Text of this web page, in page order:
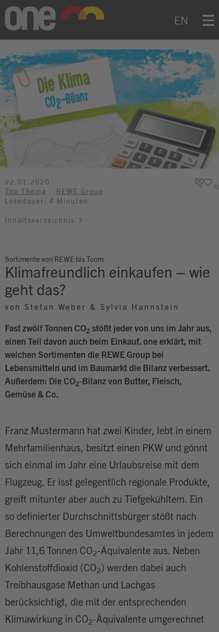
EN
Themen
Geschäftseinheiten
Mediathek
Suche
Suchen
Lesedauer: 4 Minuten
Inhaltsverzeichnis
22.01.2020
73
Top Thema REWE Group
Sortimente von REWE bis Toom
Klimafreundlich einkaufen – wie
geht das?
von Stefan Weber & Sylvia Hannstein
Fast zwölf Tonnen CO2 stößt jeder von uns im Jahr aus,
einen Teil davon auch beim Einkauf. one erklärt, mit
welchen Sortimenten die REWE Group bei
Lebensmitteln und im Baumarkt die Bilanz verbessert.
Außerdem: Die CO2-Bilanz von Butter, Fleisch,
Gemüse & Co.
Franz Mustermann hat zwei Kinder, lebt in einem
Mehrfamilienhaus, besitzt einen PKW und gönnt
sich einmal im Jahr eine Urlaubsreise mit dem
Flugzeug. Er isst gelegentlich regionale Produkte,
greift mitunter aber auch zu Tiefgekühltem. Ein
so definierter Durchschnittsbürger stößt nach
Berechnungen des Umweltbundesamtes in jedem
Jahr 11,6 Tonnen CO2-Äquivalente aus. Neben
Kohlenstoffdioxid (CO2 ) werden dabei auch
Treibhausgase Methan und Lachgas
berücksichtigt, die mit der entsprechenden
Klimawirkung in CO2-Äquivalente umgerechnet